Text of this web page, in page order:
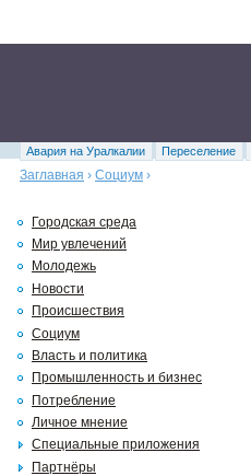
Авария на Уралкалии Переселение
Заглавная › Социум ›
Городская среда
Мир увлечений
Молодежь
Новости
Происшествия
Социум
Власть и политика
Промышленность и бизнес
Потребление
Личное мнение
Специальные приложения
Партнёры